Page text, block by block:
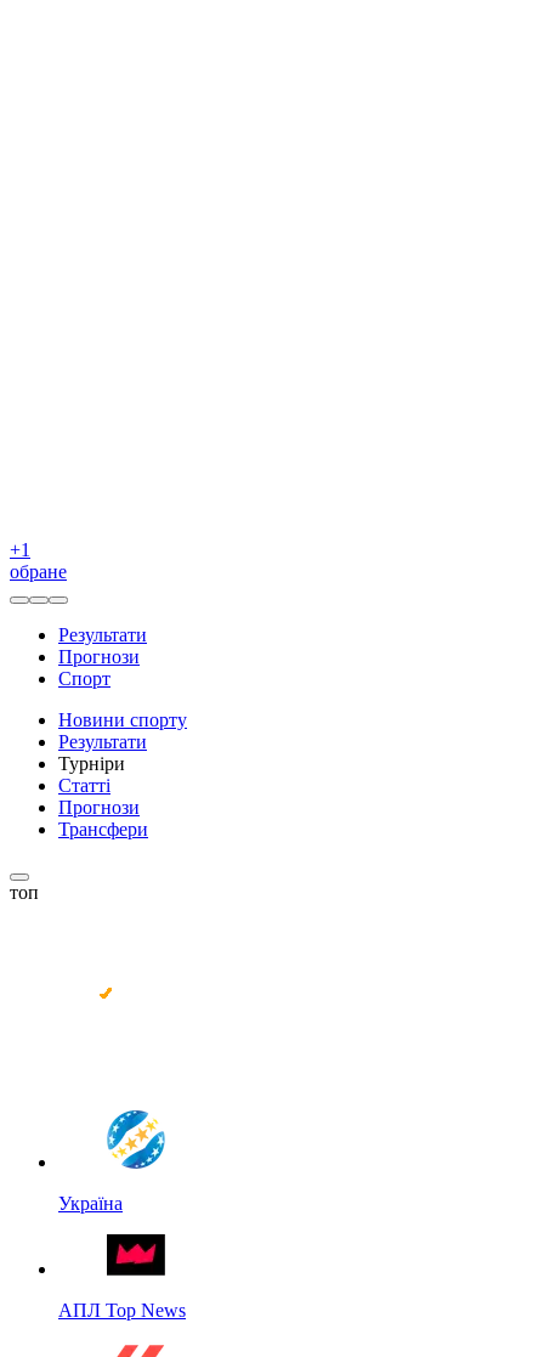
+1
обране
Результати
Прогнози
Спорт
Новини спорту
Результати
Турніри
Статті
Прогнози
Трансфери
топ
Україна
АПЛ Top News